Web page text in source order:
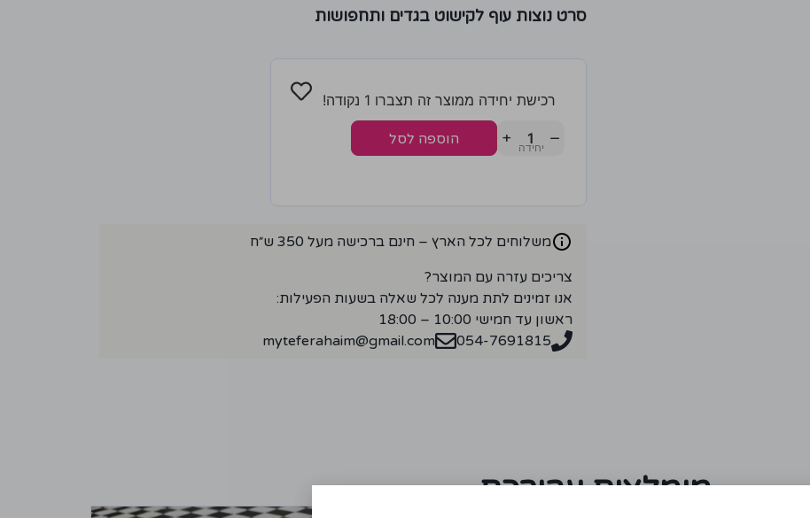
סרט נוצות עוף לקישוט בגדים ותחפושות
רכישת יחידה ממוצר זה תצברו 1 נקודה!
−
+ הוספה לסל
משלוחים לכל הארץ – חינם ברכישה מעל 350 ש״ח
צריכים עזרה עם המוצר?
אנו זמינים לתת מענה לכל שאלה בשעות הפעילות:
ראשון עד חמישי 10:00 – 18:00
054-7691815
myteferahaim@gmail.com
מומלצים עבורכם